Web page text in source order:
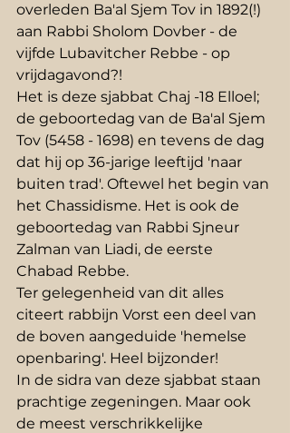
overleden Ba'al Sjem Tov in 1892(!)
aan Rabbi Sholom Dovber - de
vijfde Lubavitcher Rebbe - op
vrijdagavond?!
Het is deze sjabbat Chaj -18 Elloel;
de geboortedag van de Ba'al Sjem
Tov (5458 - 1698) en tevens de dag
dat hij op 36-jarige leeftijd 'naar
buiten trad'. Oftewel het begin van
het Chassidisme. Het is ook de
geboortedag van Rabbi Sjneur
Zalman van Liadi, de eerste
Chabad Rebbe.
Ter gelegenheid van dit alles
citeert rabbijn Vorst een deel van
de boven aangeduide 'hemelse
openbaring'. Heel bijzonder!
In de sidra van deze sjabbat staan
prachtige zegeningen. Maar ook
de meest verschrikkelijke